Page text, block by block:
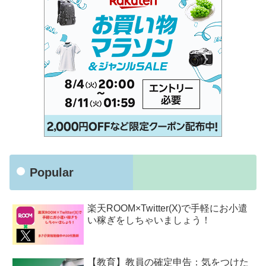
Popular
楽天ROOM×Twitter(X)で手軽にお小遣
い稼ぎをしちゃいましょう！
【教育】教員の確定申告：気をつけた